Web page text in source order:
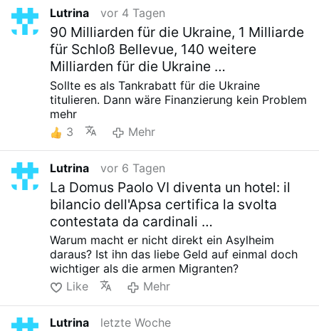
Lutrina vor 4 Tagen
90 Milliarden für die Ukraine, 1 Milliarde
für Schloß Bellevue, 140 weitere
Milliarden für die Ukraine …
Sollte es als Tankrabatt für die Ukraine
titulieren. Dann wäre Finanzierung kein Problem
mehr
3
Mehr
Lutrina vor 6 Tagen
La Domus Paolo VI diventa un hotel: il
bilancio dell'Apsa certifica la svolta
contestata da cardinali …
Warum macht er nicht direkt ein Asylheim
daraus? Ist ihn das liebe Geld auf einmal doch
wichtiger als die armen Migranten?
Like
Mehr
Lutrina letzte Woche